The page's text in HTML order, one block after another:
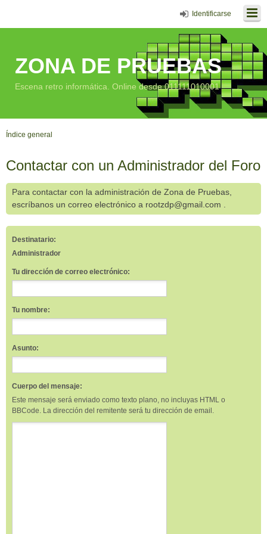
Identificarse
ZONA DE PRUEBAS
Escena retro informática. Online desde 011111010001
Índice general
Contactar con un Administrador del Foro
Para contactar con la administración de Zona de Pruebas,
escríbanos un correo electrónico a rootzdp@gmail.com .
Destinatario:
Administrador
Tu dirección de correo electrónico:
Tu nombre:
Asunto:
Cuerpo del mensaje:
Este mensaje será enviado como texto plano, no incluyas HTML o
BBCode. La dirección del remitente será tu dirección de email.